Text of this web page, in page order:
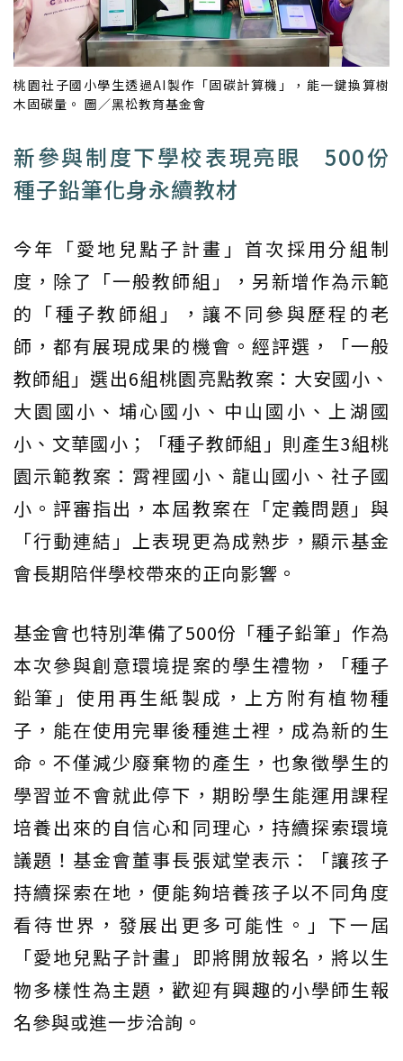
桃園社子國小學生透過AI製作「固碳計算機」，能一鍵換算樹
木固碳量。 圖／黑松教育基金會
新參與制度下學校表現亮眼 500份
種子鉛筆化身永續教材
今年「愛地兒點子計畫」首次採用分組制
度，除了「一般教師組」，另新增作為示範
的「種子教師組」，讓不同參與歷程的老
師，都有展現成果的機會。經評選，「一般
教師組」選出6組桃園亮點教案：大安國小、
大園國小、埔心國小、中山國小、上湖國
小、文華國小；「種子教師組」則產生3組桃
園示範教案：霄裡國小、龍山國小、社子國
小。評審指出，本屆教案在「定義問題」與
「行動連結」上表現更為成熟步，顯示基金
會長期陪伴學校帶來的正向影響。
基金會也特別準備了500份「種子鉛筆」作為
本次參與創意環境提案的學生禮物，「種子
鉛筆」使用再生紙製成，上方附有植物種
子，能在使用完畢後種進土裡，成為新的生
命。不僅減少廢棄物的產生，也象徵學生的
學習並不會就此停下，期盼學生能運用課程
培養出來的自信心和同理心，持續探索環境
議題！基金會董事長張斌堂表示：「讓孩子
持續探索在地，便能夠培養孩子以不同角度
看待世界，發展出更多可能性。」下一屆
「愛地兒點子計畫」即將開放報名，將以生
物多樣性為主題，歡迎有興趣的小學師生報
名參與或進一步洽詢。